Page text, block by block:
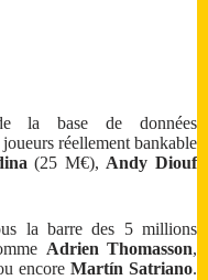
la base de données
réellement bankable
(25 M€), Andy Diouf
la barre des 5 millions
Adrien Thomasson,
encore Martín Satriano.